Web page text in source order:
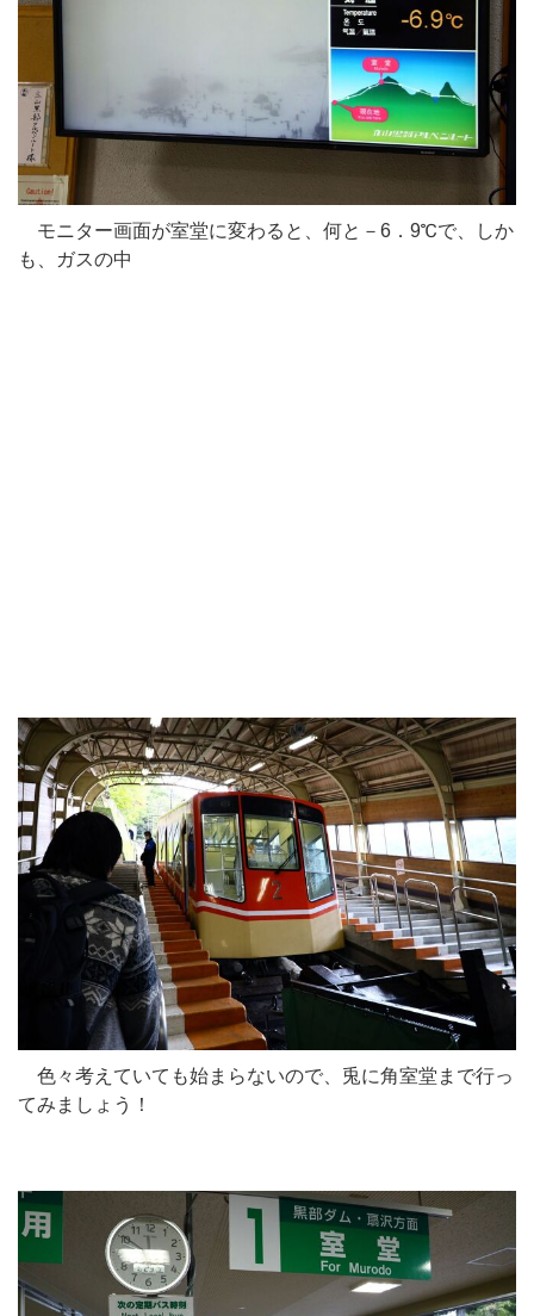
モニター画面が室堂に変わると、何と－6．9℃で、しか
も、ガスの中
色々考えていても始まらないので、兎に角室堂まで行っ
てみましょう！